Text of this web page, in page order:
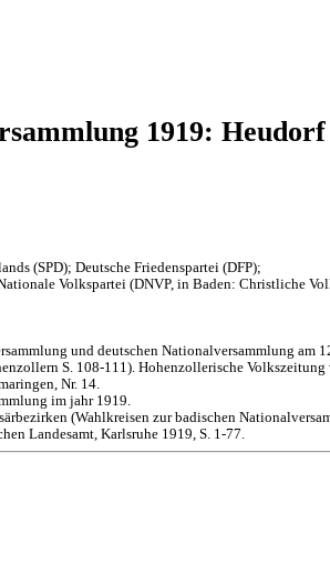
1919: Heudorf
(SPD); Deutsche Friedenspartei (DFP);
Volkspartei (DNVP, in Baden: Christliche
und deutschen Nationalversammlung am
S. 108-111). Hohenzollerische Volkszeitung
Nr. 14.
im jahr 1919.
(Wahlkreisen zur badischen
Landesamt, Karlsruhe 1919, S. 1-77.